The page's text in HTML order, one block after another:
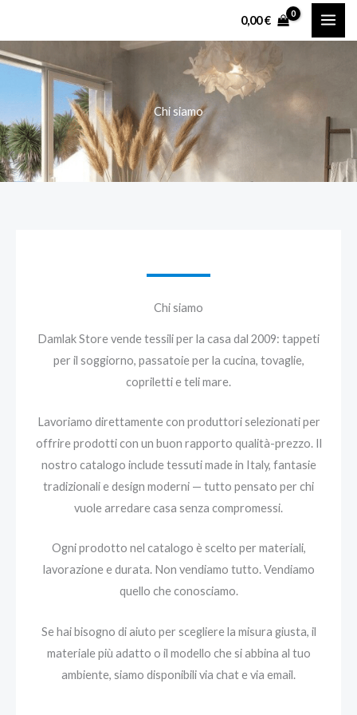
contenuto
0,00€
Chi siamo
Chi siamo
Damlak Store vende tessili per la casa dal 2009: tappeti
per il soggiorno, passatoie per la cucina, tovaglie,
copriletti e teli mare.
Lavoriamo direttamente con produttori selezionati per
offrire prodotti con un buon rapporto qualità-prezzo. Il
nostro catalogo include tessuti made in Italy, fantasie
tradizionali e design moderni — tutto pensato per chi
vuole arredare casa senza compromessi.
Ogni prodotto nel catalogo è scelto per materiali,
lavorazione e durata. Non vendiamo tutto. Vendiamo
quello che conosciamo.
Se hai bisogno di aiuto per scegliere la misura giusta, il
materiale più adatto o il modello che si abbina al tuo
ambiente, siamo disponibili via chat e via email.